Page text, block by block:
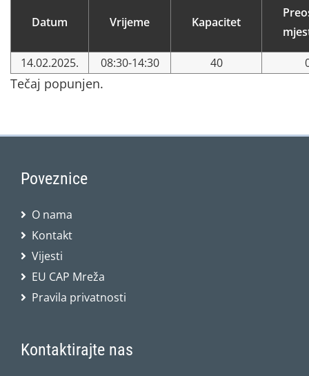
Datum Vrijeme Kapacitet
14.02.2025. 08:30-14:30 40
Tečaj popunjen.
Poveznice
O nama
Kontakt
Vijesti
EU CAP Mreža
Pravila privatnosti
Kontaktirajte nas